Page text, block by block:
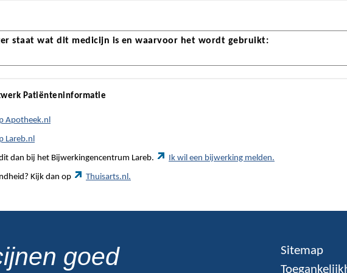
staat wat dit medicijn is en waarvoor het wordt gebruikt:
Patiënteninformatie
Apotheek.nl
Lareb.nl
dan bij het Bijwerkingencentrum Lareb. Ik wil een bijwerking melden.
Kijk dan op Thuisarts.nl.
goed
Sitemap